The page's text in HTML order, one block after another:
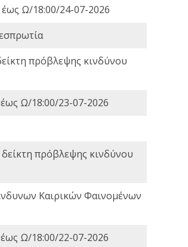
έως Ω/18:00/24-07-2026
πρόβλεψης κινδύνου
Ω/18:00/23-07-2026
πρόβλεψης κινδύνου
Καιρικών Φαινομένων
Ω/18:00/22-07-2026